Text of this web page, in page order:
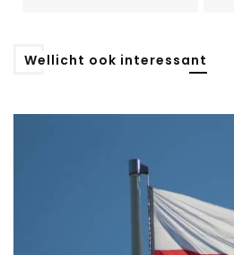
Wellicht ook interessant